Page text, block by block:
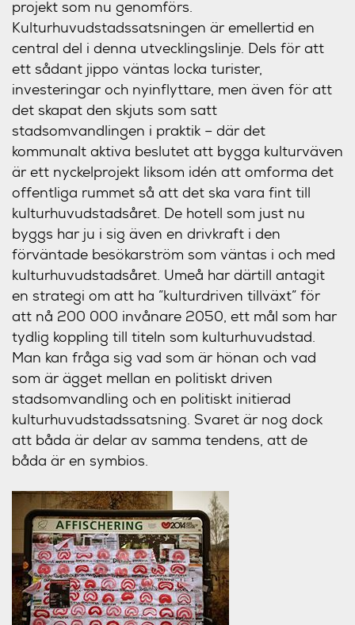
projekt som nu genomförs.
Kulturhuvudstadssatsningen är emellertid en
central del i denna utvecklingslinje. Dels för att
ett sådant jippo väntas locka turister,
investeringar och nyinflyttare, men även för att
det skapat den skjuts som satt
stadsomvandlingen i praktik – där det
kommunalt aktiva beslutet att bygga kulturväven
är ett nyckelprojekt liksom idén att omforma det
offentliga rummet så att det ska vara fint till
kulturhuvudstadsåret. De hotell som just nu
byggs har ju i sig även en drivkraft i den
förväntade besökarström som väntas i och med
kulturhuvudstadsåret. Umeå har därtill antagit
en strategi om att ha ”kulturdriven tillväxt” för
att nå 200 000 invånare 2050, ett mål som har
tydlig koppling till titeln som kulturhuvudstad.
Man kan fråga sig vad som är hönan och vad
som är ägget mellan en politiskt driven
stadsomvandling och en politiskt initierad
kulturhuvudstadssatsning. Svaret är nog dock
att båda är delar av samma tendens, att de
båda är en symbios.